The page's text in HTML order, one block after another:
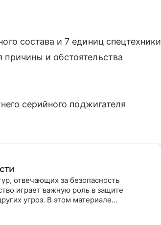
состава и 7 единиц спецтехники
и обстоятельства
серийного поджигателя
отвечающих за безопасность
играет важную роль в защите
угроз. В этом материале
какие задачи выполняет и какую роль